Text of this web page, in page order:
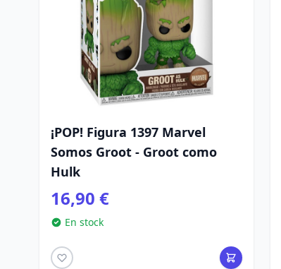
¡POP! Figura 1397 Marvel
Somos Groot - Groot como
Hulk
16,90 €
En stock